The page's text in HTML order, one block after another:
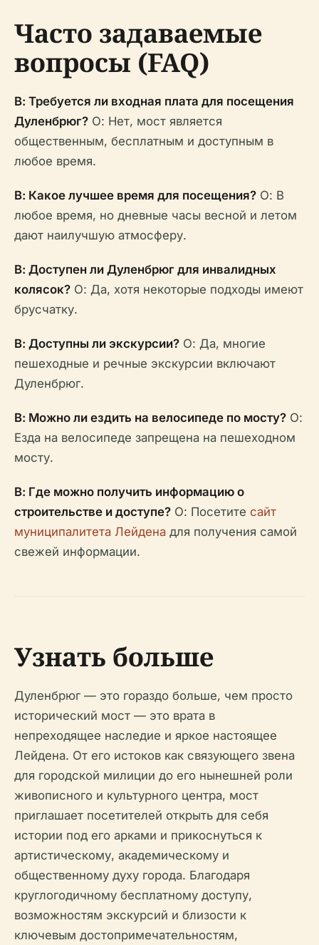
Часто задаваемые
вопросы (FAQ)
В: Требуется ли входная плата для посещения
Дуленбрюг? О: Нет, мост является
общественным, бесплатным и доступным в
любое время.
В: Какое лучшее время для посещения? О: В
любое время, но дневные часы весной и летом
дают наилучшую атмосферу.
В: Доступен ли Дуленбрюг для инвалидных
колясок? О: Да, хотя некоторые подходы имеют
брусчатку.
В: Доступны ли экскурсии? О: Да, многие
пешеходные и речные экскурсии включают
Дуленбрюг.
В: Можно ли ездить на велосипеде по мосту? О:
Езда на велосипеде запрещена на пешеходном
мосту.
В: Где можно получить информацию о
строительстве и доступе? О: Посетите сайт
муниципалитета Лейдена для получения самой
свежей информации.
Узнать больше
Дуленбрюг — это гораздо больше, чем просто
исторический мост — это врата в
непреходящее наследие и яркое настоящее
Лейдена. От его истоков как связующего звена
для городской милиции до его нынешней роли
живописного и культурного центра, мост
приглашает посетителей открыть для себя
истории под его арками и прикоснуться к
артистическому, академическому и
общественному духу города. Благодаря
круглогодичному бесплатному доступу,
возможностям экскурсий и близости к
ключевым достопримечательностям,